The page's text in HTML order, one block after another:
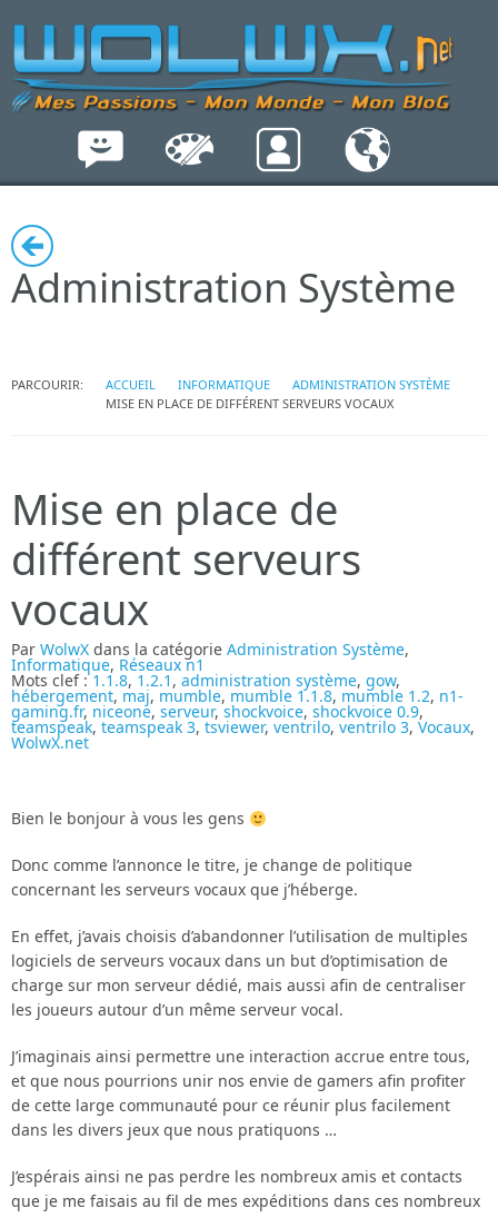
Administration Système
PARCOURIR: ACCUEIL INFORMATIQUE
ADMINISTRATION SYSTÈME
MISE EN PLACE DE DIFFÉRENT SERVEURS VOCAUX
Mise en place de
différent serveurs
vocaux
Par WolwX dans la catégorie Administration Système,
Informatique, Réseaux n1
Mots clef :1.1.8, 1.2.1 , administration système, gow,
hébergement, maj, mumble, mumble 1.1.8, mumble 1.2, n1-
gaming.fr, niceone, serveur, shockvoice, shockvoice 0.9,
teamspeak, teamspeak 3, tsviewer, ventrilo, ventrilo 3, Vocaux,
WolwX.net
Bien le bonjour à vous les gens
Donc comme l’annonce le titre, je change de politique
concernant les serveurs vocaux que j’héberge.
En effet, j’avais choisis d’abandonner l’utilisation de multiples
logiciels de serveurs vocaux dans un but d’optimisation de
charge sur mon serveur dédié, mais aussi afin de centraliser
les joueurs autour d’un même serveur vocal.
J’imaginais ainsi permettre une interaction accrue entre tous,
et que nous pourrions unir nos envie de gamers afin profiter
de cette large communauté pour ce réunir plus facilement
dans les divers jeux que nous pratiquons …
J’espérais ainsi ne pas perdre les nombreux amis et contacts
que je me faisais au fil de mes expéditions dans ces nombreux